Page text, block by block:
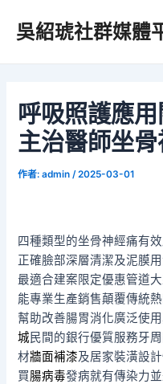
吳紹琥社群媒體
呼吸照護應
主治醫師坐
作者:admin /2025-03-01
四種類型的坐骨神經痛有
正確臉部深層清潔及泥膜
最適合建案限定優惠管道
能專業生產銷售顛覆傳統
幫助改善腸胃消化廣泛使
城民間的銀行優質服務牙
材牆面補漆及居家裝潢設
買腸病毒發病就有傳染力